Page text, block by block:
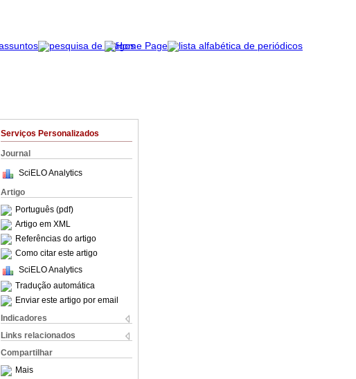
Serviços Personalizados
Journal
SciELO Analytics
Artigo
Português (pdf)
Artigo em XML
Referências do artigo
Como citar este artigo
SciELO Analytics
Tradução automática
Enviar este artigo por email
Indicadores
Links relacionados
Compartilhar
Mais